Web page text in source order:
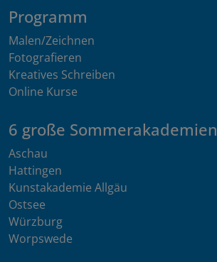
Programm
Malen/Zeichnen
Fotografieren
Kreatives Schreiben
Online Kurse
6 große Sommerakademien
Aschau
Hattingen
Kunstakademie Allgäu
Ostsee
Würzburg
Worpswede